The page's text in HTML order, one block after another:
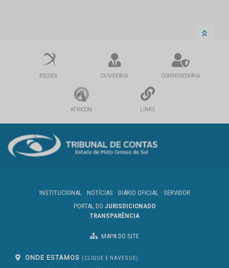
ESCOEX OUVIDORIA CORREGEDORIA
ATRICON LINKS
INSTITUCIONAL NOTÍCIAS DIÁRIO OFICIAL
SERVIDOR
PORTAL DO JURISDICIONADO
TRANSPARÊNCIA
MAPA DO SITE
ONDE ESTAMOS (CLIQUE E NAVEGUE)